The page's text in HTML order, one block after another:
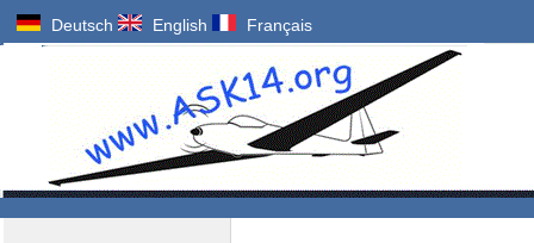
Deutsch English Français